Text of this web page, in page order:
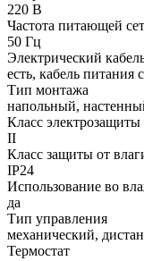
220 В
Частота питающей
50 Гц
Электрический
есть, кабель питания
Тип монтажа
напольный,
Класс электрозащиты
II
Класс защиты от
IP24
Использование во
да
Тип управления
механический,
Термостат